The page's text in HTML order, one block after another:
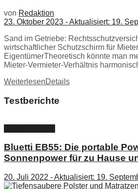
von Redaktion
23. Oktober 2023 - Aktualisiert: 19.
Sand im Getriebe:
wirtschaftlicher Schutzschirm für
EigentümerTheoretisch könnte man
Mieter-Vermieter-Verhältnis
WeiterlesenDetails
Testberichte
Bluetti EB55: Die portable
Sonnenpower für zu Hause
20. Juli 2022 - Aktualisiert: 19.